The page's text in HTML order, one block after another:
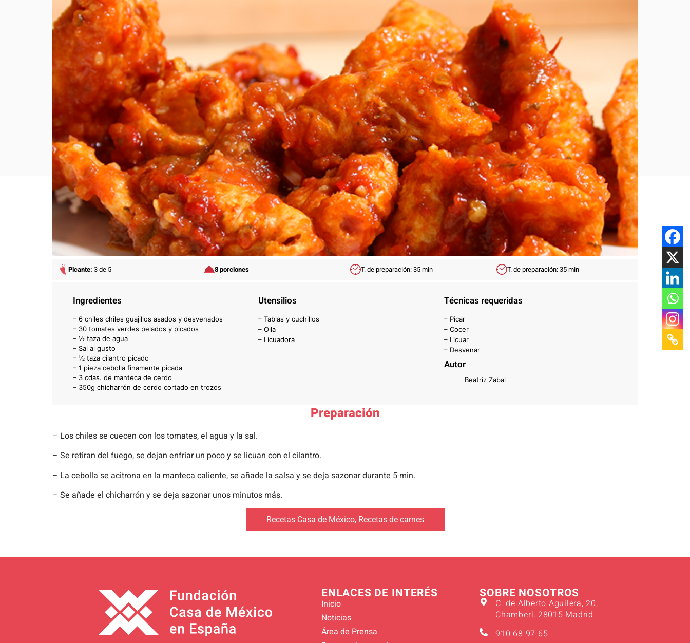
Picante: 3 de 5 8 porciones T. de preparación: 35 min T. de preparación: 35 min
Ingredientes
– 6 chiles chiles guajillos asados y desvenados
– 30 tomates verdes pelados y picados
– ½ taza de agua
– Sal al gusto
– ½ taza cilantro picado
– 1 pieza cebolla finamente picada
– 3 cdas. de manteca de cerdo
– 350g chicharrón de cerdo cortado en trozos
Utensilios
– Tablas y cuchillos
– Olla
– Licuadora
Técnicas requeridas
– Picar
– Cocer
– Licuar
– Desvenar
Autor
Beatriz Zabal
Preparación
– Los chiles se cuecen con los tomates, el agua y la sal.
– Se retiran del fuego, se dejan enfriar un poco y se licuan con el cilantro.
– La cebolla se acitrona en la manteca caliente, se añade la salsa y se deja sazonar durante 5 min.
– Se añade el chicharrón y se deja sazonar unos minutos más.
Recetas Casa de México, Recetas de carnes
ENLACES DE INTERÉS
Inicio
Noticias
Área de Prensa
SOBRE NOSOTROS
C. de Alberto Aguilera, 20,
Chamberí, 28015 Madrid
910 68 97 65